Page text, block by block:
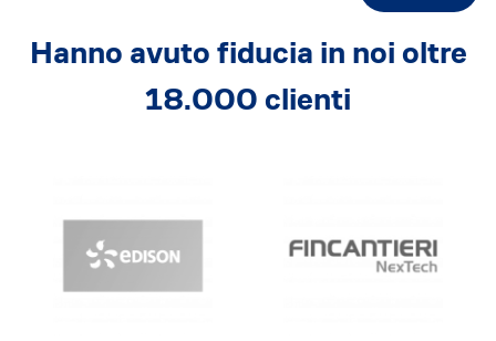
Hanno avuto fiducia in noi oltre
18.000 clienti